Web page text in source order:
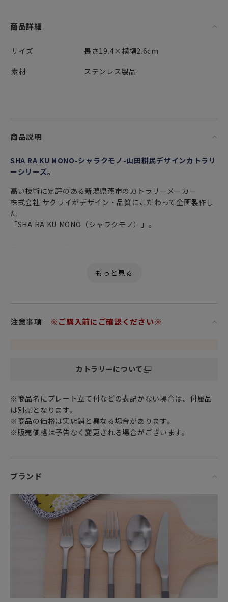
商品詳細
サイズ
長さ19.4×横幅2.6cm
素材
ステンレス製品
商品説明
SHA RA KU MONO-シャラクモノ-山田耕民デザインカトラリ
ーシリーズ。
高い技術に定評のある新潟県燕市のカトラリーメーカー
株式会社 サクライがデザイン・品質にこだわって企画製作し
た
「SHA RA KU MONO（シャラクモノ）」。
手に触れて感じてみてください。
東洲斎 写楽（とうしゅうさい しゃらく）とは、東西のシャレ
とを願いに製作されました。
高級感のある程よい重さがとても使いやすいSHA RA KU
MONOカトラリーは
※材質：18-10ステンレス、仕上げ：オール艶消し仕上げ
「LEAF リーフ Lシリーズ」
SHA RA KU MONOのカトラリーシリーズLEAFは
その名の通り木の葉のような流線形の美しいフォルムをして
少しカーブした自然感のあるフラットウェアーで使うことの
楽しさを表現しました。
皿におく、カップにそえる、小鉢に入れる、など
日本の器にもピタリと合うやさしい形のデザインです。
その美しい仕上がりには、日本の確かな技術力を感じます。
注意事項 ※ご購入前にご確認ください※
カトラリーについて
※商品名にプレート立て付などの表記がない場合は、付属品
は別売となります。
※商品の価格は実店舗と異なる場合があります。
※販売価格は予告なく変更される場合がございます。
ブランド